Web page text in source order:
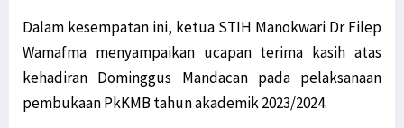
Dalam kesempatan ini, ketua STIH Manokwari Dr Filep
Wamafma menyampaikan ucapan terima kasih atas
kehadiran Dominggus Mandacan pada pelaksanaan
pembukaan PkKMB tahun akademik 2023/2024.